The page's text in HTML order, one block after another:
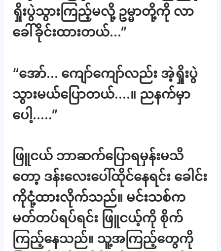
ရှိုးပွဲသွားကြည့်မလို့ ဥမ္မာတို့ကို လာ
ခေါ်ခိုင်းထားတယ်…”
“အော်… ကျော်ကျော်လည်း အဲ့ရှိုးပွဲ
သွားမယ်ပြောတယ်….။ ညနက်မှာ
ပေါ့…..”
ဖြူငယ် ဘာဆက်ပြောရမှန်းမသိ
တော့ ဒန်းလေးပေါ်ထိုင်နေရင်း ခေါင်း
ကိုငုံ့ထားလိုက်သည်။ မင်းသစ်က
မတ်တပ်ရပ်ရင်း ဖြူငယ့်ကို စိုက်
ကြည့်နေသည်။ သူ့အကြည့်တွေကို